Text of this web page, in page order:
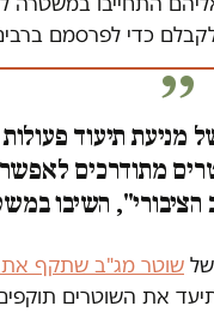
לקבלם כדי לפרסמם
מניעת תיעוד
מתודרכים
הציבורי", השיבו
שוטר מג"ב שתקף את
את השוטרים תוקפים